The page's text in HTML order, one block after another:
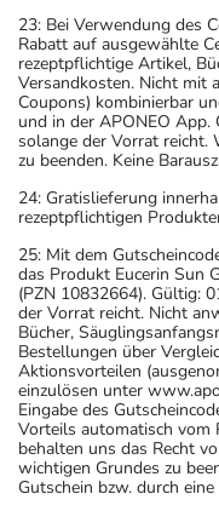
23: Bei Verwendung des
Rabatt auf ausgewählte
rezeptpflichtige Artikel,
Versandkosten. Nicht mit
Coupons) kombinierbar
und in der APONEO
solange der Vorrat
zu beenden. Keine
24: Gratislieferung
rezeptpflichtigen
25: Mit dem
das Produkt Eucerin Sun
(PZN 10832664). Gültig:
der Vorrat reicht. Nicht
Bücher,
Bestellungen über
Aktionsvorteilen
einzulösen unter
Eingabe des
Vorteils automatisch vom
behalten uns das Recht
wichtigen Grundes zu
Gutschein bzw. durch